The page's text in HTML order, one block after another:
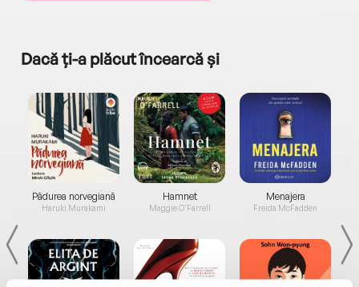
Dacă ți-a plăcut încearcă și
Pădurea norvegiană
Haruki Murakami
Hamnet
Maggie O'Farrell
Menajera
Freida McFadden